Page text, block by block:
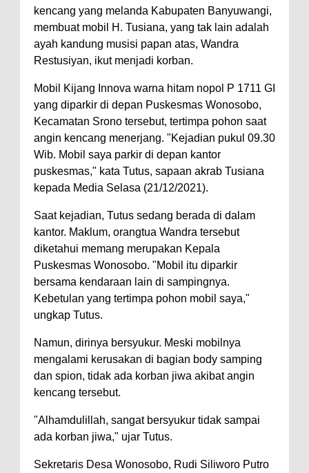
kencang yang melanda Kabupaten Banyuwangi,
membuat mobil H. Tusiana, yang tak lain adalah
ayah kandung musisi papan atas, Wandra
Restusiyan, ikut menjadi korban.
Mobil Kijang Innova warna hitam nopol P 1711 GI
yang diparkir di depan Puskesmas Wonosobo,
Kecamatan Srono tersebut, tertimpa pohon saat
angin kencang menerjang. "Kejadian pukul 09.30
Wib. Mobil saya parkir di depan kantor
puskesmas," kata Tutus, sapaan akrab Tusiana
kepada Media Selasa (21/12/2021).
Saat kejadian, Tutus sedang berada di dalam
kantor. Maklum, orangtua Wandra tersebut
diketahui memang merupakan Kepala
Puskesmas Wonosobo. "Mobil itu diparkir
bersama kendaraan lain di sampingnya.
Kebetulan yang tertimpa pohon mobil saya,"
ungkap Tutus.
Namun, dirinya bersyukur. Meski mobilnya
mengalami kerusakan di bagian body samping
dan spion, tidak ada korban jiwa akibat angin
kencang tersebut.
"Alhamdulillah, sangat bersyukur tidak sampai
ada korban jiwa," ujar Tutus.
Sekretaris Desa Wonosobo, Rudi Siliworo Putro